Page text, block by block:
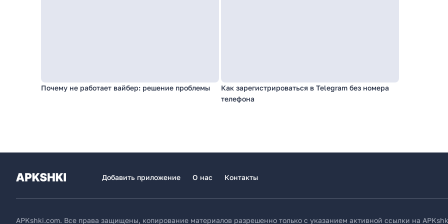
Почему не работает вайбер: решение проблемы
Как зарегистрироваться в Telegram без номера
телефона
Добавить приложение О нас Контакты
APKshki.com. Все права защищены, копирование материалов разрешенно только с указанием активной ссылки на